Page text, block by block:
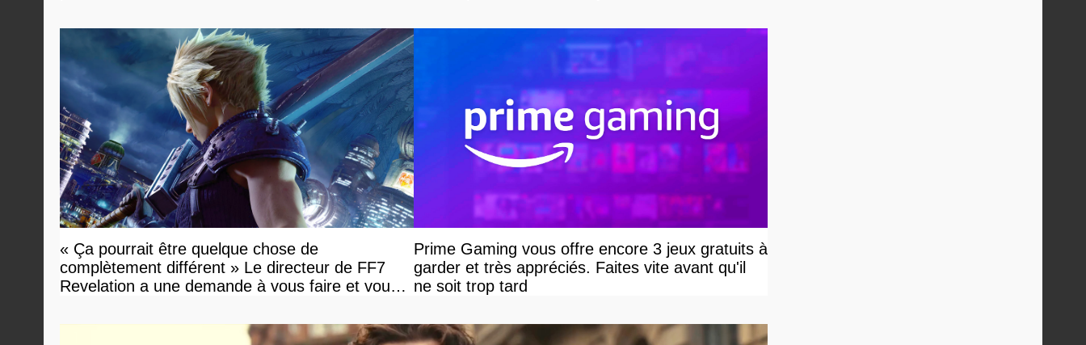
« Ça pourrait être quelque chose de
complètement différent » Le directeur de FF7
Revelation a une demande à vous faire et vous
Prime Gaming vous offre encore 3 jeux gratuits à
garder et très appréciés. Faites vite avant qu'il
ne soit trop tard